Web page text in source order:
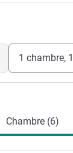
1 chambre,
Chambre (6)